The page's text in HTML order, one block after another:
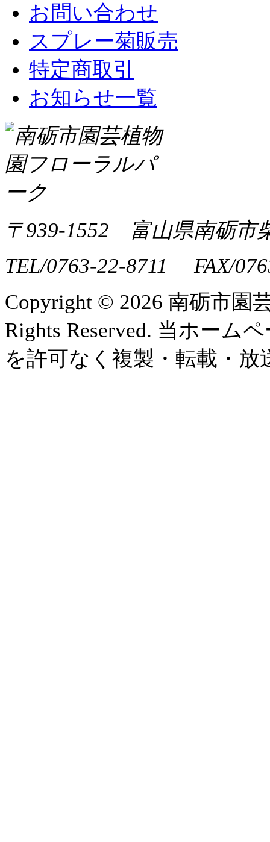
お問い合わせ
スプレー菊販売
特定商取引
お知らせ一覧
〒939-1552 富山県南砺市
TEL/0763-22-8711 FAX/
Copyright © 2026 南砺市園
Rights Reserved. 当ホーム
を許可なく複製・転載・